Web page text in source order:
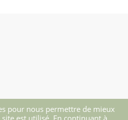
pour nous permettre de mieux